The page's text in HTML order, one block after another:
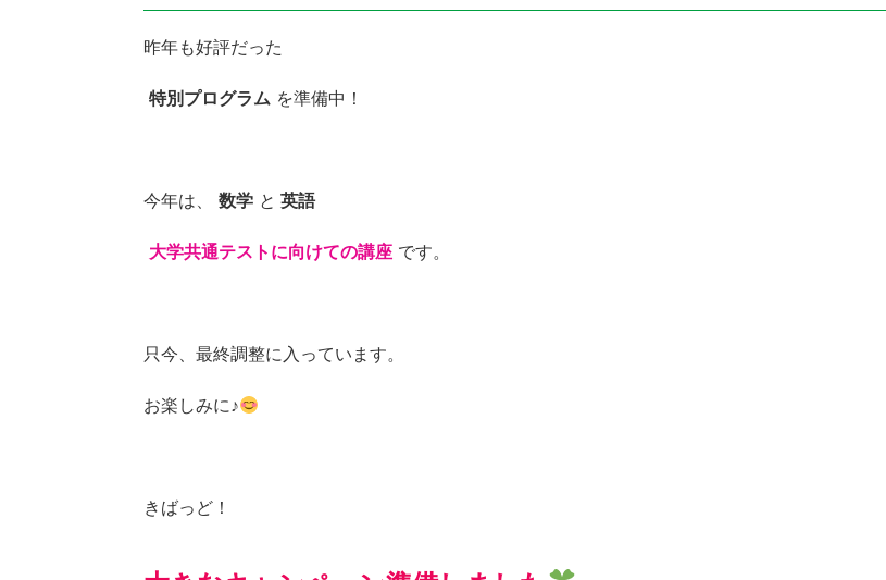
昨年も好評だった
特別プログラム を準備中！
今年は、 数学 と 英語
大学共通テストに向けての講座 です。
只今、最終調整に入っています。
お楽しみに♪
きばっど！